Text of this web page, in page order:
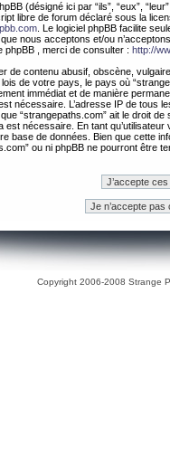
(désigné ici par “ils”, “eux”,
libre de forum déclaré sous la
. Le logiciel phpBB facilite
nous acceptons et/ou
phpBB , merci de consulter : http://
de contenu abusif, obscène,
de votre pays, le pays où
immédiat et de manière
nécessaire. L’adresse IP de
“strangepaths.com” ait le droit
est nécessaire. En tant
base de données. Bien que cette
ou ni phpBB ne pourront être
Copyright 2006-2008 Strange